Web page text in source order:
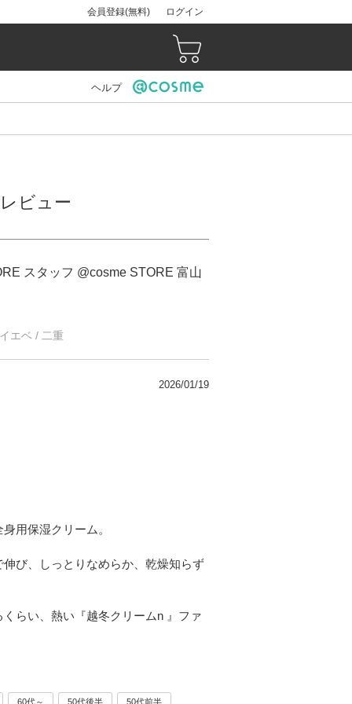
会員登録(無料) ログイン
ヘルプ
ビュー
スタッフ @cosme STORE 富山
エベ / 二重
2026/01/19
用保湿クリーム。
び、しっとりなめらか、乾燥知らず
らい、熱い『越冬クリームn 』ファ
60代～ 50代後半 50代前半